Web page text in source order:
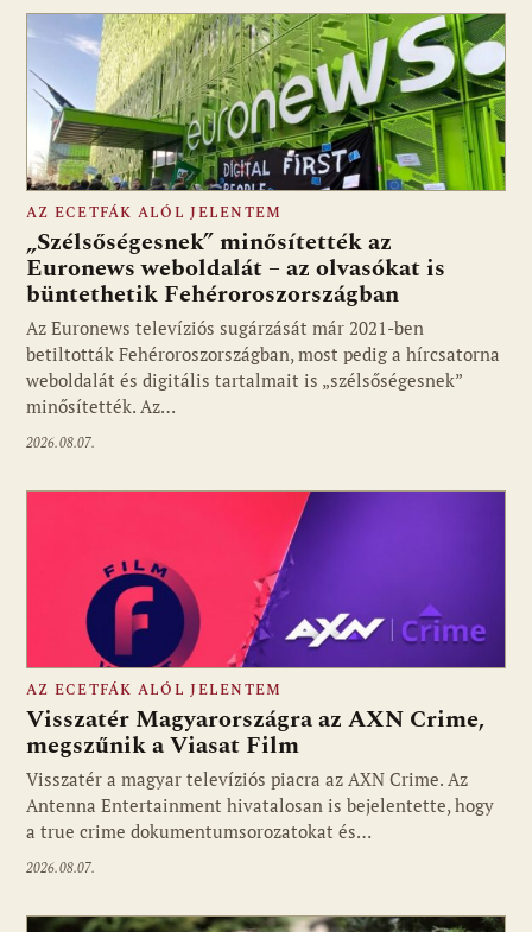
Fotó: media1.hu
AZ ECETFÁK ALÓL JELENTEM
„Szélsőségesnek” minősítették az
Euronews weboldalát – az olvasókat is
büntethetik Fehéroroszországban
Az Euronews televíziós sugárzását már 2021-ben
betiltották Fehéroroszországban, most pedig a hírcsatorna
weboldalát és digitális tartalmait is „szélsőségesnek”
minősítették. Az…
2026.08.07.
Fotó: media1.hu
AZ ECETFÁK ALÓL JELENTEM
Visszatér Magyarországra az AXN Crime,
megszűnik a Viasat Film
Visszatér a magyar televíziós piacra az AXN Crime. Az
Antenna Entertainment hivatalosan is bejelentette, hogy
a true crime dokumentumsorozatokat és…
2026.08.07.